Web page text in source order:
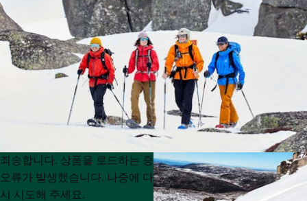
Product
List
Product
List
죄송합니다. 상품을 로드하는 중
오류가 발생했습니다. 나중에 다
시 시도해 주세요.